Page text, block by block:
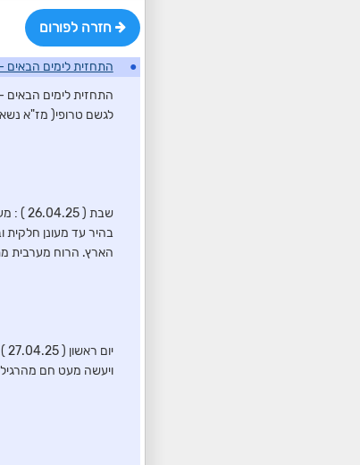
חזרה לפורום
● התחזית לימים
התחזית לימים
לגשם טרופי( מז"א
שבת
בהיר עד מעונן חלקית
הארץ. הרוח מערבית
ויעשה מעט חם מהרגיל